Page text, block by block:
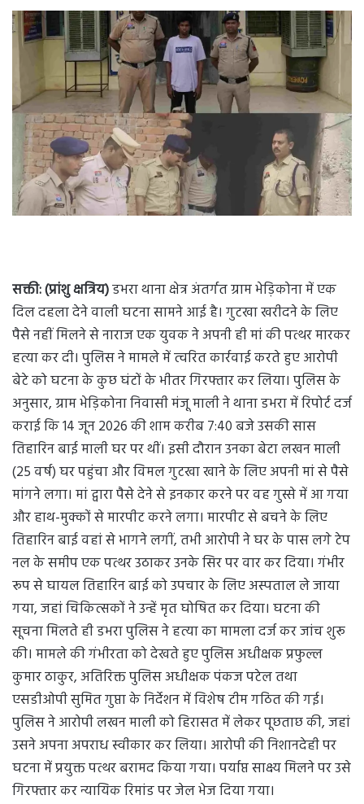
सक्ती: (प्रांशु क्षत्रिय)डभरा थाना क्षेत्र अंतर्गत ग्राम भेड़िकोना में एक
दिल दहला देने वाली घटना सामने आई है। गुटखा खरीदने के लिए
पैसे नहीं मिलने से नाराज एक युवक ने अपनी ही मां की पत्थर मारकर
हत्या कर दी। पुलिस ने मामले में त्वरित कार्रवाई करते हुए आरोपी
बेटे को घटना के कुछ घंटों के भीतर गिरफ्तार कर लिया। पुलिस के
अनुसार, ग्राम भेड़िकोना निवासी मंजू माली ने थाना डभरा में रिपोर्ट दर्ज
कराई कि 14 जून 2026 की शाम करीब 7:40 बजे उसकी सास
तिहारिन बाई माली घर पर थीं। इसी दौरान उनका बेटा लखन माली
(25 वर्ष) घर पहुंचा और विमल गुटखा खाने के लिए अपनी मां से पैसे
मांगने लगा। मां द्वारा पैसे देने से इनकार करने पर वह गुस्से में आ गया
और हाथ-मुक्कों से मारपीट करने लगा। मारपीट से बचने के लिए
तिहारिन बाई वहां से भागने लगीं, तभी आरोपी ने घर के पास लगे टेप
नल के समीप एक पत्थर उठाकर उनके सिर पर वार कर दिया। गंभीर
रूप से घायल तिहारिन बाई को उपचार के लिए अस्पताल ले जाया
गया, जहां चिकित्सकों ने उन्हें मृत घोषित कर दिया। घटना की
सूचना मिलते ही डभरा पुलिस ने हत्या का मामला दर्ज कर जांच शुरू
की। मामले की गंभीरता को देखते हुए पुलिस अधीक्षक प्रफुल्ल
कुमार ठाकुर, अतिरिक्त पुलिस अधीक्षक पंकज पटेल तथा
एसडीओपी सुमित गुप्ता के निर्देशन में विशेष टीम गठित की गई।
पुलिस ने आरोपी लखन माली को हिरासत में लेकर पूछताछ की, जहां
उसने अपना अपराध स्वीकार कर लिया। आरोपी की निशानदेही पर
घटना में प्रयुक्त पत्थर बरामद किया गया। पर्याप्त साक्ष्य मिलने पर उसे
गिरफ्तार कर न्यायिक रिमांड पर जेल भेज दिया गया।